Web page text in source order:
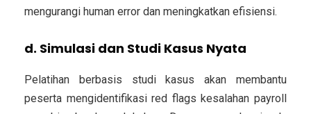
mengurangi human error dan meningkatkan efisiensi.
d. Simulasi dan Studi Kasus Nyata
Pelatihan berbasis studi kasus akan membantu
peserta mengidentifikasi red flags kesalahan payroll